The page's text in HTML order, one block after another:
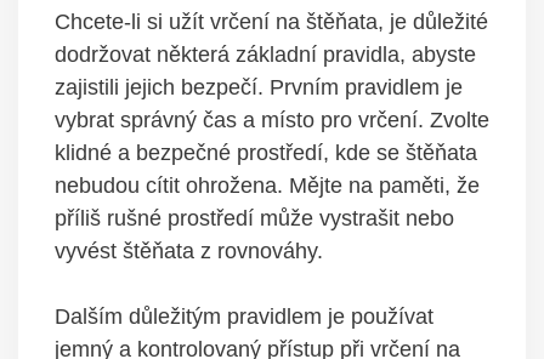
Chcete-li si užít vrčení na štěňata, je důležité
⁢dodržovat některá základní⁤ pravidla, abyste‌
zajistili jejich bezpečí. Prvním pravidlem⁤ je
‌vybrat správný čas a místo pro vrčení. ​Zvolte
klidné a bezpečné prostředí, kde se⁢ štěňata
nebudou cítit ⁤ohrožena. Mějte na‌ paměti, že
příliš rušné prostředí⁤ může ⁤vystrašit nebo
vyvést ‍štěňata‍ z rovnováhy.
Dalším⁢ důležitým pravidlem‍ je​ používat⁢
jemný⁣ a ⁢kontrolovaný přístup při ⁤vrčení na